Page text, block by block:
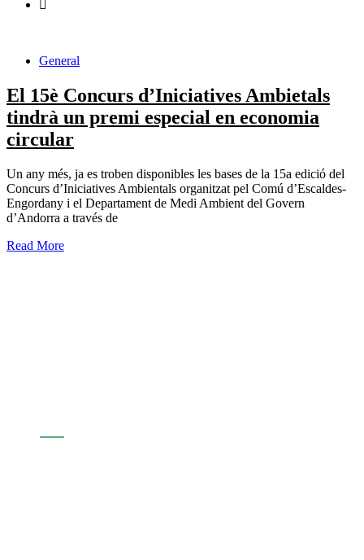
General
El 15è Concurs d’Iniciatives Ambietals
tindrà un premi especial en economia
circular
Un any més, ja es troben disponibles les bases de la 15a edició del
Concurs d’Iniciatives Ambientals organitzat pel Comú d’Escaldes-
Engordany i el Departament de Medi Ambient del Govern
d’Andorra a través de
Read More